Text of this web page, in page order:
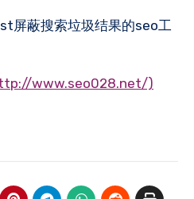
屏蔽搜索垃圾结果的seo工
www.seo028.net/)